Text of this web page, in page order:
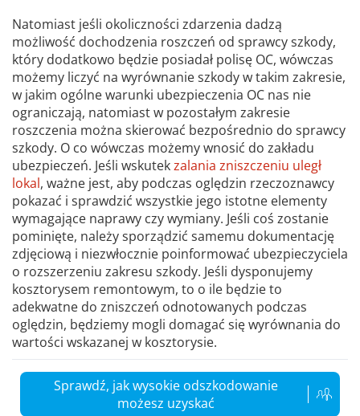
Natomiast jeśli okoliczności zdarzenia dadzą
możliwość dochodzenia roszczeń od sprawcy szkody,
który dodatkowo będzie posiadał polisę OC, wówczas
możemy liczyć na wyrównanie szkody w takim zakresie,
w jakim ogólne warunki ubezpieczenia OC nas nie
ograniczają, natomiast w pozostałym zakresie
roszczenia można skierować bezpośrednio do sprawcy
szkody. O co wówczas możemy wnosić do zakładu
ubezpieczeń. Jeśli wskutekzalania zniszczeniu uległ
lokal, ważne jest, aby podczas oględzin rzeczoznawcy
pokazać i sprawdzić wszystkie jego istotne elementy
wymagające naprawy czy wymiany. Jeśli coś zostanie
pominięte, należy sporządzić samemu dokumentację
zdjęciową i niezwłocznie poinformować ubezpieczyciela
o rozszerzeniu zakresu szkody. Jeśli dysponujemy
kosztorysem remontowym, to o ile będzie to
adekwatne do zniszczeń odnotowanych podczas
oględzin, będziemy mogli domagać się wyrównania do
wartości wskazanej w kosztorysie.
Sprawdź, jak wysokie odszkodowanie
możesz uzyskać